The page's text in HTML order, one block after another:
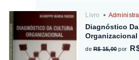
Livro
Diagnóstico
Organizacional
de R$ 15,00 por